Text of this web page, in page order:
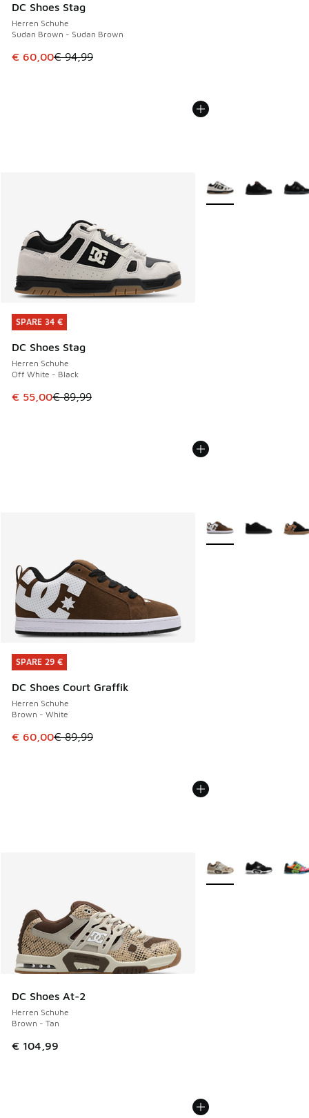
DC Shoes Stag
Herren Schuhe
Sudan Brown - Sudan Brown
Dieser Artikel ist im Sale. Der Preis ist von € 94,99 auf €
€ 60,00€ 94,99
SPARE 34 €
DC Shoes Stag
Herren Schuhe
Off White - Black
Dieser Artikel ist im Sale. Der Preis ist von € 89,99 auf €
€ 55,00€ 89,99
SPARE 34 €
Weitere Farben
SPARE 29 €
DC Shoes Court Graffik
Herren Schuhe
Brown - White
Dieser Artikel ist im Sale. Der Preis ist von € 89,99 auf €
€ 60,00€ 89,99
SPARE 29 €
Weitere Farben
DC Shoes At-2
Herren Schuhe
Brown - Tan
€ 104,99
Weitere Farben